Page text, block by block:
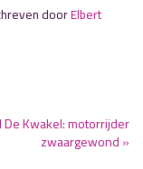
doorElbert
De Kwakel: motorrijder
zwaargewond »